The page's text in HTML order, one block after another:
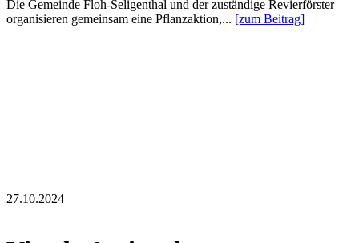
Die Gemeinde Floh-Seligenthal und der zuständige Revierförster
organisieren gemeinsam eine Pflanzaktion,... [zum Beitrag]
27.10.2024